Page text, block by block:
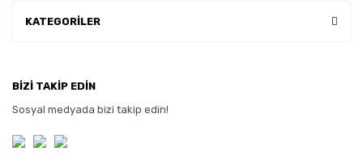
KATEGORİLER
BİZİ TAKİP EDİN
Sosyal medyada bizi takip edin!